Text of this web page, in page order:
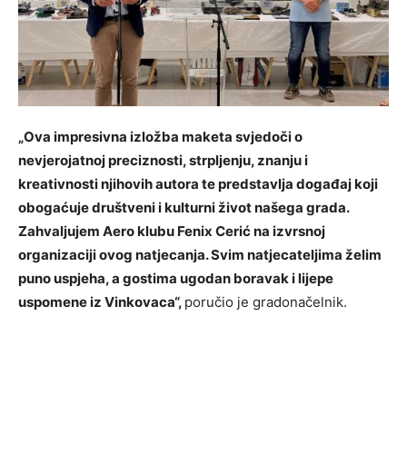
„Ova impresivna izložba maketa svjedoči o
nevjerojatnoj preciznosti, strpljenju, znanju i
kreativnosti njihovih autora te predstavlja događaj koji
obogaćuje društveni i kulturni život našega grada.
Zahvaljujem Aero klubu Fenix Cerić na izvrsnoj
organizaciji ovog natjecanja. Svim natjecateljima želim
puno uspjeha, a gostima ugodan boravak i lijepe
uspomene iz Vinkovaca“, poručio je gradonačelnik.